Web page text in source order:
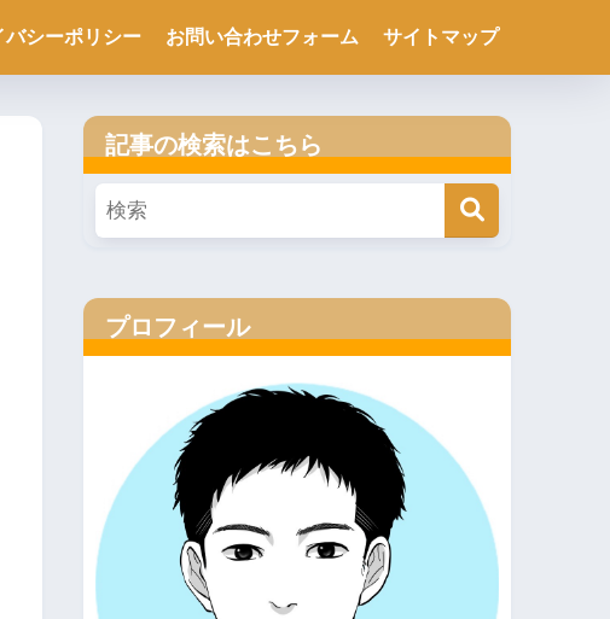
バシーポリシー お問い合わせフォーム サイトマップ
記事の検索はこちら
プロフィール